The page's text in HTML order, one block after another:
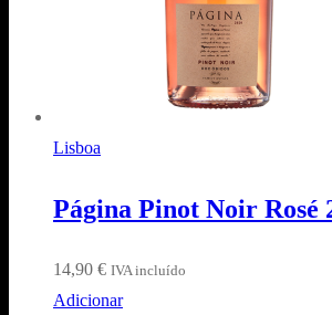
Lisboa
Página Pinot Noir Rosé
14,90 € IVA incluído
Adicionar